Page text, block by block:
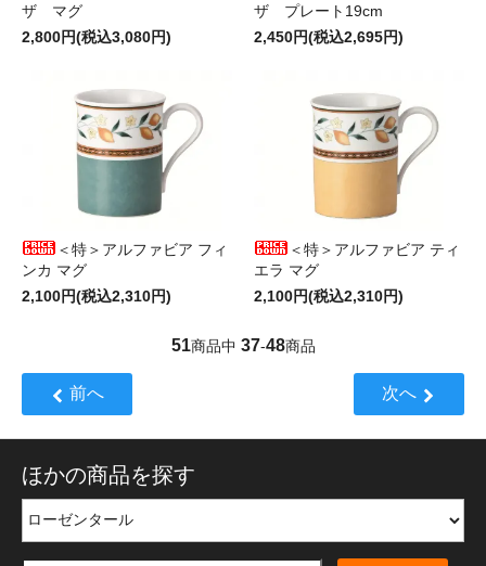
ザ マグ
2,800円(税込3,080円)
ザ プレート19cm
2,450円(税込2,695円)
＜特＞アルファビア フィ
ンカ マグ
2,100円(税込2,310円)
＜特＞アルファビア ティ
エラ マグ
2,100円(税込2,310円)
51商品中 37-48商品
前へ 次へ
ほかの商品を探す